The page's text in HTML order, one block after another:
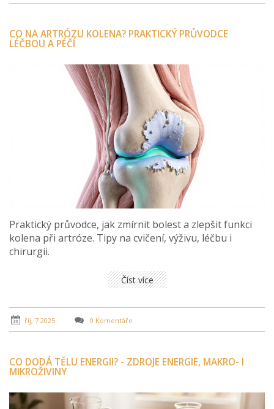
CO NA ARTRÓZU KOLENA? PRAKTICKÝ PRŮVODCE
LÉČBOU A PÉČÍ
Praktický průvodce, jak zmírnit bolest a zlepšit funkci
kolena při artróze. Tipy na cvičení, výživu, léčbu i
chirurgii.
Číst více
říj, 7 2025 0 Komentáře
CO DODÁ TĚLU ENERGII? - ZDROJE ENERGIE, MAKRO- I
MIKROŽIVINY